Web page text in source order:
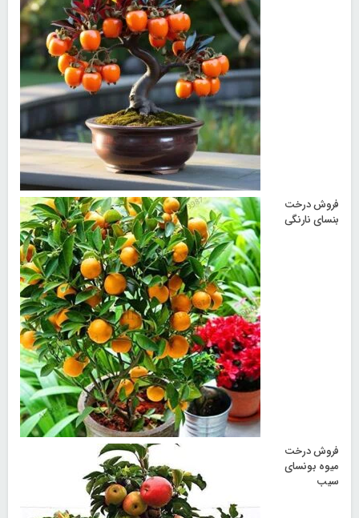
فروش درخت
بنسای نارنگی
فروش درخت
میوه بونسای
سیب